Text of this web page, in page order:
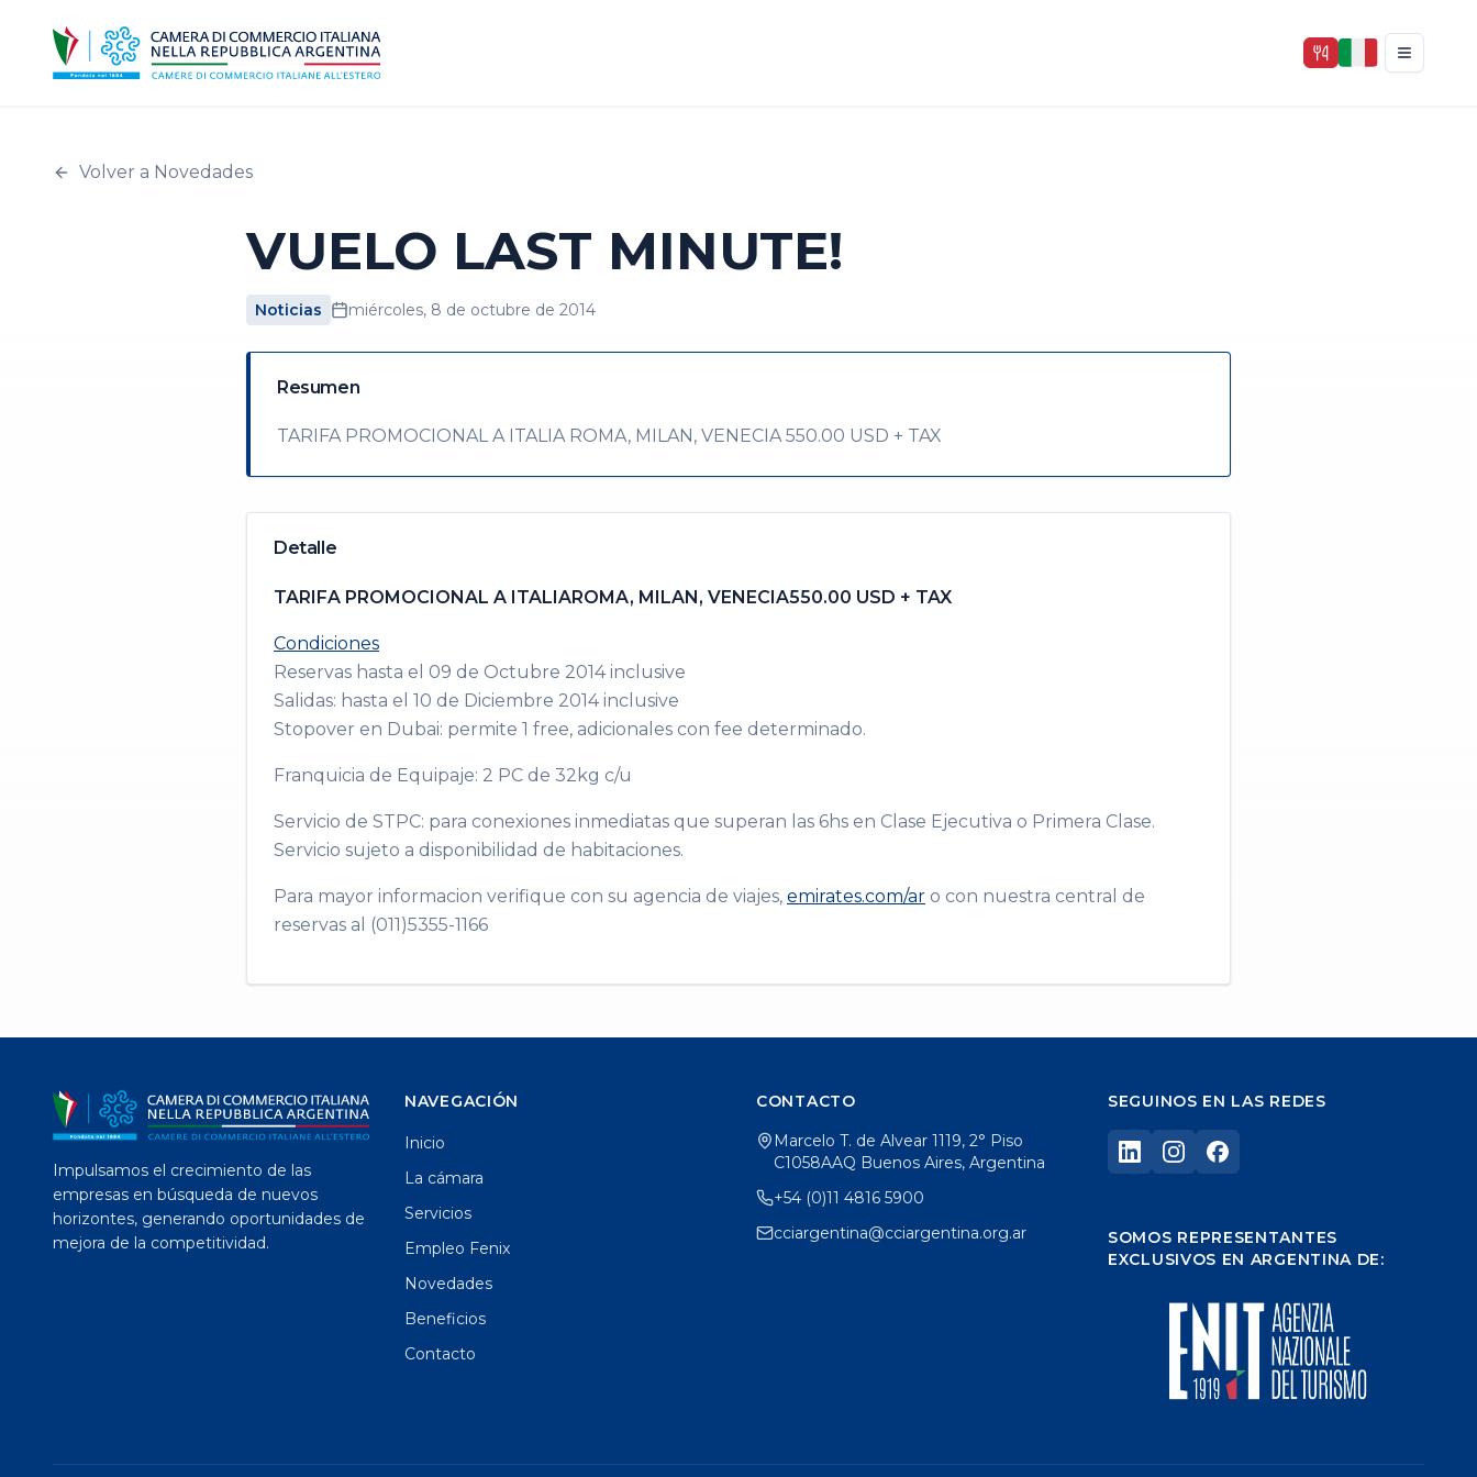
Volver a Novedades
VUELO LAST MINUTE!
Noticias miércoles, 8 de octubre de 2014
Resumen
TARIFA PROMOCIONAL A ITALIA ROMA, MILAN, VENECIA 550.00 USD + TAX
Detalle
TARIFA PROMOCIONAL A ITALIAROMA, MILAN, VENECIA550.00 USD + TAX
Condiciones
Reservas hasta el 09 de Octubre 2014 inclusive
Salidas: hasta el 10 de Diciembre 2014 inclusive
Stopover en Dubai: permite 1 free, adicionales con fee determinado.
Franquicia de Equipaje: 2 PC de 32kg c/u
Servicio de STPC: para conexiones inmediatas que superan las 6hs en Clase Ejecutiva o Primera Clase.
Servicio sujeto a disponibilidad de habitaciones.
Para mayor informacion verifique con su agencia de viajes, emirates.com/ar o con nuestra central de
reservas al (011)5355-1166
Impulsamos el crecimiento de las
empresas en búsqueda de nuevos
horizontes, generando oportunidades de
mejora de la competitividad.
NAVEGACIÓN
Inicio
La cámara
Servicios
Empleo Fenix
Novedades
Beneficios
Contacto
CONTACTO
Marcelo T. de Alvear 1119, 2° Piso
C1058AAQ Buenos Aires, Argentina
+54 (0)11 4816 5900
cciargentina@cciargentina.org.ar
SEGUINOS EN LAS REDES
SOMOS REPRESENTANTES
EXCLUSIVOS EN ARGENTINA DE: